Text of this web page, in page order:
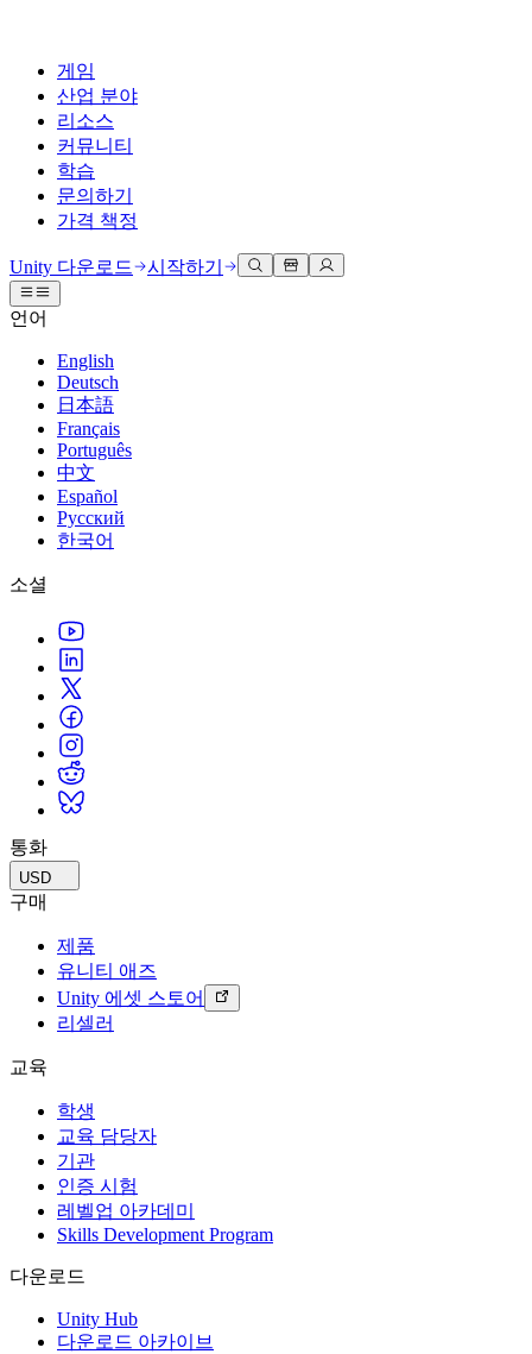
게임
산업 분야
리소스
커뮤니티
학습
문의하기
가격 책정
Unity 엔진
모든 플랫폼 위한 2D 및 3D 게임 제작
협업
팀과 함께 신속한 협업과 반복 작업을 수행하세요.
Unity 다운로드
플랜 및 가격
배포
Unity가 지원하는 25개 이상의 플랫폼을 살펴보세요.
LiveOps
출시 후 인사이트를 확인하고 라이브 게임을 운영하세요.
성장
사용자 확보
모바일 사용자를 검색하고 Acquire
매장 및 D2C 전반에 걸쳐 IAP 관리하세요.
수익화
Unity로 광고하세요
활용 부문
모바일 게임
Unity로 모바일 히트작을 제작하고 성장시키세요.
인디 게임
소규모 팀으로 대작 게임을 출시하세요.
XR 게임
여러 플랫폼에서 XR 게임을 출시하세요.
멀티플레이어 게임
멀티플레이어 게임 개발을 간소화하세요.
3D 협업
실시간 3D 프로젝트 빌드 및 검토
몰입형 교육
몰입도 높은 환경 제작
고객 경험
인터랙티브 3D 경험 제작
산업 분야
운영 우수성 확보
리테일
상점 경험을 온라인 경험으로 전환
자동차
혁신을 가속화하고 차량 내 경험을 향상시키세요.
모든 산업 보기
기술 자료
공식 유저. '광고 지면'의 타겟 고객 매뉴얼 및 API 레퍼런스
개발자 툴
릴리스 버전 및 이슈 트래커
로드맵
예정된 기능 검토
기술 용어 라이브러리
활용 사례
실제 성공 사례
베스트 프랙티스 가이드
전문가 팁
데모
데모, 샘플 및 빌딩 블록
모든 리소스
새로운 기능
블로그
업데이트, 정보, 기술 팁
뉴스
토론
토론, 문제 해결, 소통
이벤트
글로벌 이벤트 및 현지 이벤트
커뮤니티 사례
Made with Unity
Unity 크리에이터 소개
Livestreams
Unity Awards
전 세계 Unity 크리에이터 축하
Unity Learn
무료로 Unity 기술 마스터
전문 교육
Unity 강사와 함께 팀의 역량을 강화하세요
Unity 처음 사용하시나요
시작하기
학습 시작하기
Unity 사용이 처음이신가요? 여정 시작하기
사용법 가이드
실용적인 팁 및 베스트 프랙티스
교육
학생용
커리어 시작하기
교육 효율 극대화
교육 라이선스
자격증
Unity 숙련도를 입증하세요
도움 받기
성공을 위한 Unity
Success 플랜
전문가 지원을 통해 더 빠르게 목표 도달률 달성
일반적인 질문에 대한 답변
문의하기
Unity 다운로드 시작하기
언어
English
Deutsch
日本語
Français
Português
中文
Español
Русский
한국어
소셜
통화
USD
구매
제품
유니티 애즈
Unity 에셋 스토어
리셀러
교육
학생
교육 담당자
기관
인증 시험
레벨업 아카데미
Skills Development Program
다운로드
Unity Hub
다운로드 아카이브